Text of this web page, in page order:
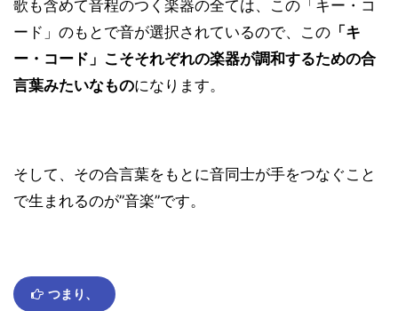
歌も含めて音程のつく楽器の全ては、この「キー・コ
ード」のもとで音が選択されているので、この 「キ
ー・コード」こそそれぞれの楽器が調和するための合
言葉みたいなものになります。
そして、その合言葉をもとに音同士が手をつなぐこと
で生まれるのが”音楽”です。
つまり、